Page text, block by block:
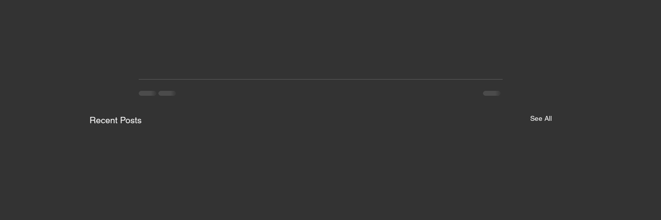
Recent Posts See All